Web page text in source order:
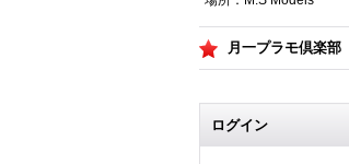
月一プラモ倶楽部
ログイン